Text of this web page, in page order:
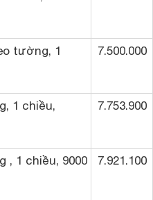
tường, 1
7.500.000
1 chiều,
7.753.900
, 1 chiều, 9000
7.921.100